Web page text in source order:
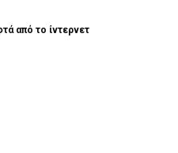
από το ίντερνετ